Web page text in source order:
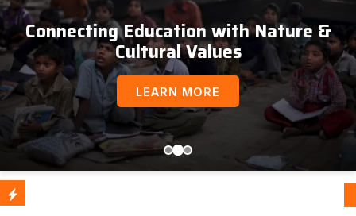
Education, Awareness & Social
Development
LEARN MORE